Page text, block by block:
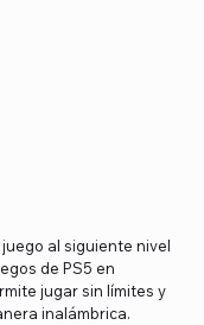
al siguiente nivel
de PS5 en
jugar sin límites y
inalámbrica.